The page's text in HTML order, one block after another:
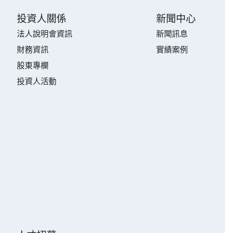
投資人關係
法人說明會資訊
財務資訊
股東專欄
投資人活動
新聞中心
新聞訊息
實績案例